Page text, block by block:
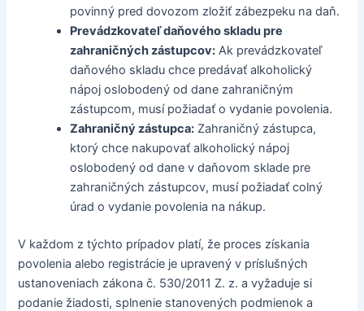
povinný pred dovozom zložiť zábezpeku na daň.
Prevádzkovateľ daňového skladu pre
zahraničných zástupcov: Ak prevádzkovateľ
daňového skladu chce predávať alkoholický
nápoj oslobodený od dane zahraničným
zástupcom, musí požiadať o vydanie povolenia.
Zahraničný zástupca: Zahraničný zástupca,
ktorý chce nakupovať alkoholický nápoj
oslobodený od dane v daňovom sklade pre
zahraničných zástupcov, musí požiadať colný
úrad o vydanie povolenia na nákup.
V každom z týchto prípadov platí, že proces získania
povolenia alebo registrácie je upravený v príslušných
ustanoveniach zákona č. 530/2011 Z. z. a vyžaduje si
podanie žiadosti, splnenie stanovených podmienok a